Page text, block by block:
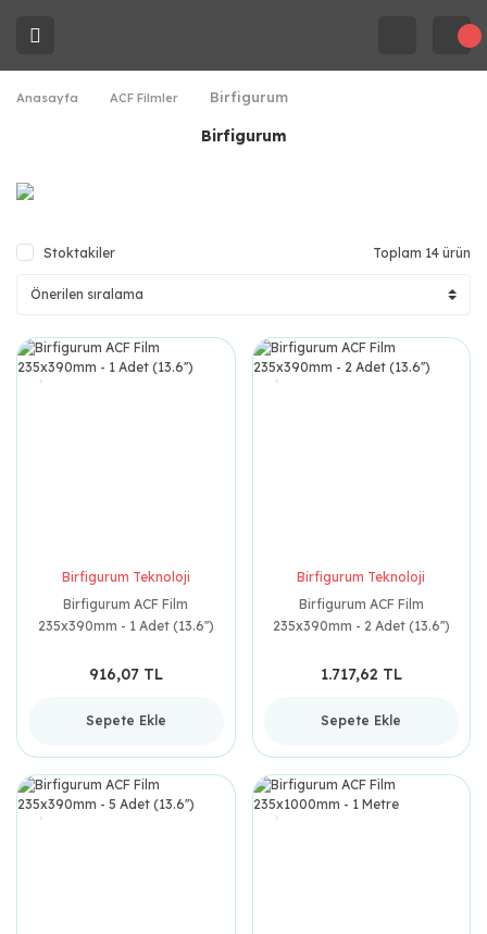
Anasayfa ACF Filmler Birfigurum
Birfigurum
Stoktakiler Toplam 14 ürün
Birfigurum Teknoloji
Birfigurum ACF Film
235x390mm - 1 Adet (13.6'')
916,07 TL
Sepete Ekle
Birfigurum Teknoloji
Birfigurum ACF Film
235x390mm - 2 Adet (13.6'')
1.717,62 TL
Sepete Ekle